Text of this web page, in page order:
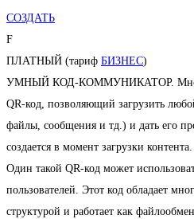
СОЗДАТЬ
F
ПЛАТНЫЙ (тариф БИЗНЕС)
УМНЫЙ КОД-КОММУНИКАТОР.
QR-код, позволяющий загрузить
файлы, сообщения и тд.) и дать его
создается в момент загрузки контента.
Один такой QR-код может
пользователей. Этот код обладает
структурой и работает как